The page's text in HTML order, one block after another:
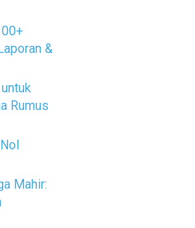
&
Rumus
Mahir: